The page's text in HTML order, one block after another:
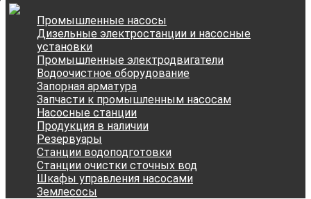
Промышленные насосы
Дизельные электростанции и насосные
установки
Промышленные электродвигатели
Водоочистное оборудование
Запорная арматура
Запчасти к промышленным насосам
Насосные станции
Продукция в наличии
Резервуары
Станции водоподготовки
Станции очистки сточных вод
Шкафы управления насосами
Землесосы